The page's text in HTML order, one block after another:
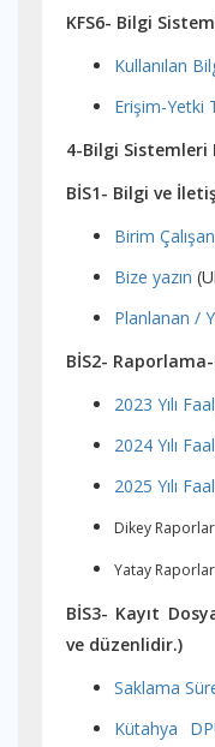
KFS6- Bilgi
Kullanılan
Erişim-Yetki
4-Bilgi
BİS1- Bilgi ve
Birim
Bize yazın
Planlanan /
BİS2-
2023 Yılı
2024 Yılı
2025 Yılı
Dikey Raporlar
Yatay Raporlar
BİS3- Kayıt
ve düzenlidir.)
Saklama
Kütahya